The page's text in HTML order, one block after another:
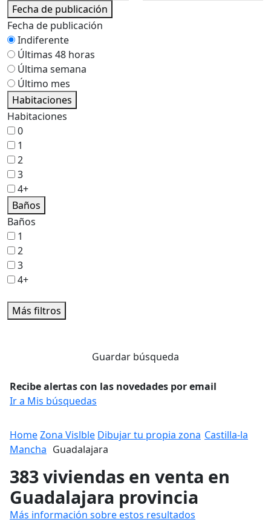
Fecha de publicación
Fecha de publicación
Indiferente
Últimas 48 horas
Última semana
Último mes
Habitaciones
Habitaciones
0
1
2
3
4+
Baños
Baños
1
2
3
4+
Más filtros
Guardar búsqueda
Recibe alertas con las novedades por email
Ir a Mis búsquedas
HomeZona Vislble Dibujar tu propia zona Castilla-la
Mancha Guadalajara
383 viviendas en venta en
Guadalajara provincia
Más información sobre estos resultados